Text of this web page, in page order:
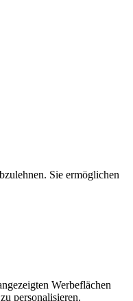
Sie ermöglichen
Werbeflächen
personalisieren.